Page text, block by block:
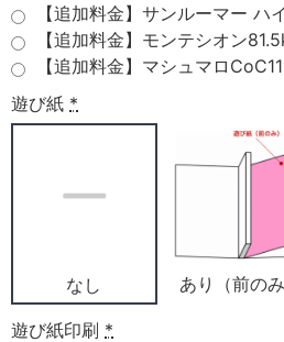
【追加料金】サンルーマー ハ
【追加料金】モンテシオン
【追加料金】マシュマロ
遊び紙 *
なし あり（前のみ
遊び紙印刷 *